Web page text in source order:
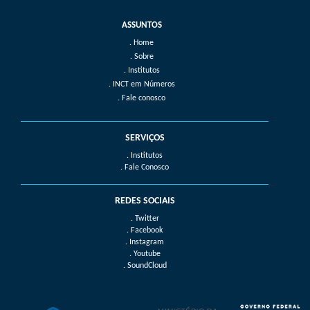
Home
Sobre
Institutos
INCT em Números
Fale conosco
SERVIÇOS
. Institutos
. Fale Conosco
REDES SOCIAIS
. Twitter
. Facebook
. Instagram
. Youtube
. SoundCloud